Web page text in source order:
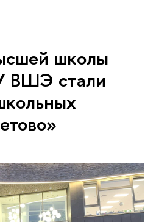
школы
ВШЭ стали